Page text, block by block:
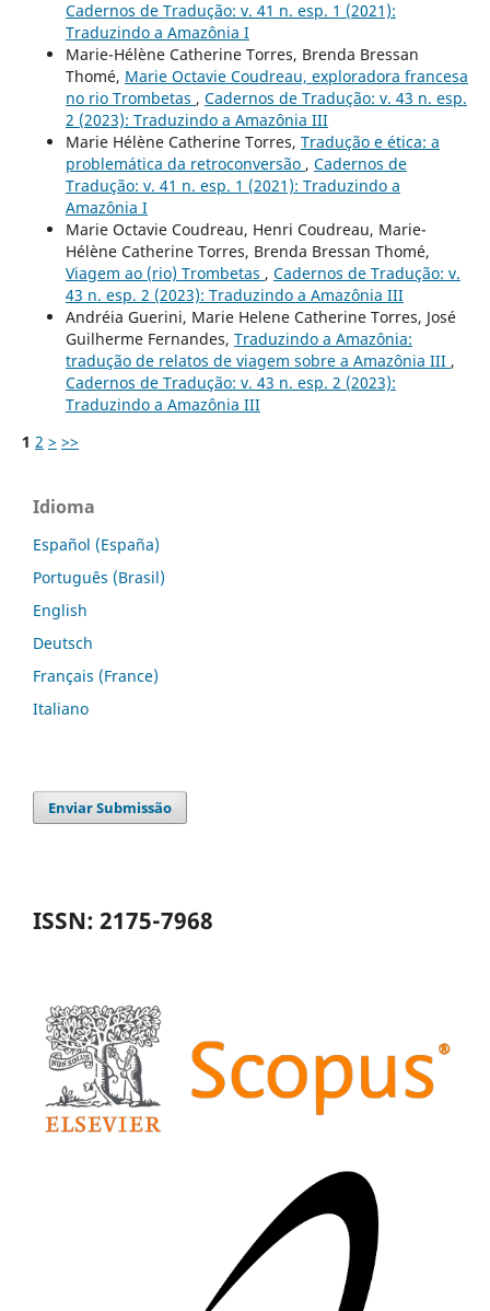
Cadernos de Tradução: v. 41 n. esp. 1 (2021):
Traduzindo a Amazônia I
Marie-Hélène Catherine Torres, Brenda Bressan
Thomé, Marie Octavie Coudreau, exploradora francesa
no rio Trombetas , Cadernos de Tradução: v. 43 n. esp.
2 (2023): Traduzindo a Amazônia III
Marie Hélène Catherine Torres, Tradução e ética: a
problemática da retroconversão , Cadernos de
Tradução: v. 41 n. esp. 1 (2021): Traduzindo a
Amazônia I
Marie Octavie Coudreau, Henri Coudreau, Marie-
Hélène Catherine Torres, Brenda Bressan Thomé,
Viagem ao (rio) Trombetas , Cadernos de Tradução: v.
43 n. esp. 2 (2023): Traduzindo a Amazônia III
Andréia Guerini, Marie Helene Catherine Torres, José
Guilherme Fernandes, Traduzindo a Amazônia:
tradução de relatos de viagem sobre a Amazônia III ,
Cadernos de Tradução: v. 43 n. esp. 2 (2023):
Traduzindo a Amazônia III
1 2 > >>
Idioma
Español (España)
Português (Brasil)
English
Deutsch
Français (France)
Italiano
Enviar Submissão
ISSN: 2175-7968